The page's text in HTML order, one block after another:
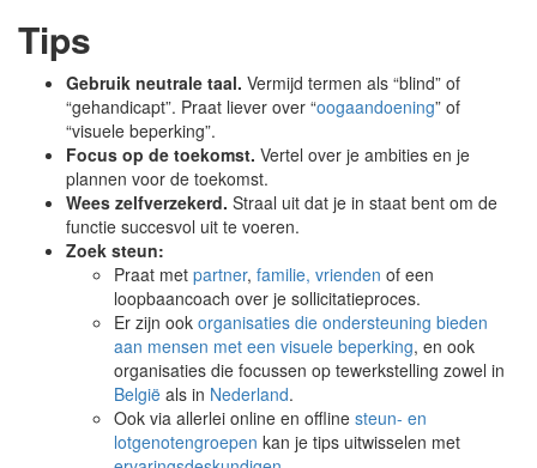
Tips
Gebruik neutrale taal. Vermijd termen als “blind” of
“gehandicapt”. Praat liever over “oogaandoening” of
“visuele beperking”.
Focus op de toekomst. Vertel over je ambities en je
plannen voor de toekomst.
Wees zelfverzekerd. Straal uit dat je in staat bent om de
functie succesvol uit te voeren.
Zoek steun:
Praat met partner, familie, vrienden of een
loopbaancoach over je sollicitatieproces.
Er zijn ook organisaties die ondersteuning bieden
aan mensen met een visuele beperking, en ook
organisaties die focussen op tewerkstelling zowel in
België als in Nederland.
Ook via allerlei online en offline steun- en
lotgenotengroepen kan je tips uitwisselen met